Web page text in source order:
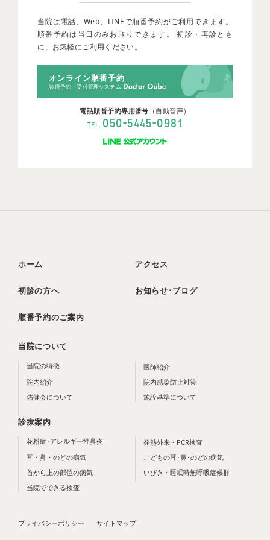
当院は電話、Web、LINEで順番予約がご利用できます。
順番予約は当日のみお取りできます。 初診・再診とも
に、お気軽にご利用ください。
オンライン順番予約
診療予約・受付管理システム
電話順番予約専用番号 （自動音声）
TEL. 050-5445-0981
ホーム アクセス
初診の方へ お知らせ･ブログ
順番予約のご案内
当院について
当院の特徴
医師紹介
院内紹介
院内感染防止対策
佑健会について
施設基準について
診療案内
花粉症･アレルギー性鼻炎
発熱外来・PCR検査
耳・鼻・のどの病気
こどもの耳･鼻･のどの病気
首から上の部位の病気
いびき・睡眠時無呼吸症候群
当院でできる検査
プライバシーポリシー サイトマップ